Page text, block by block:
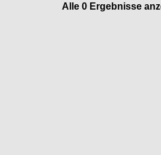
Alle 0 Ergebnisse